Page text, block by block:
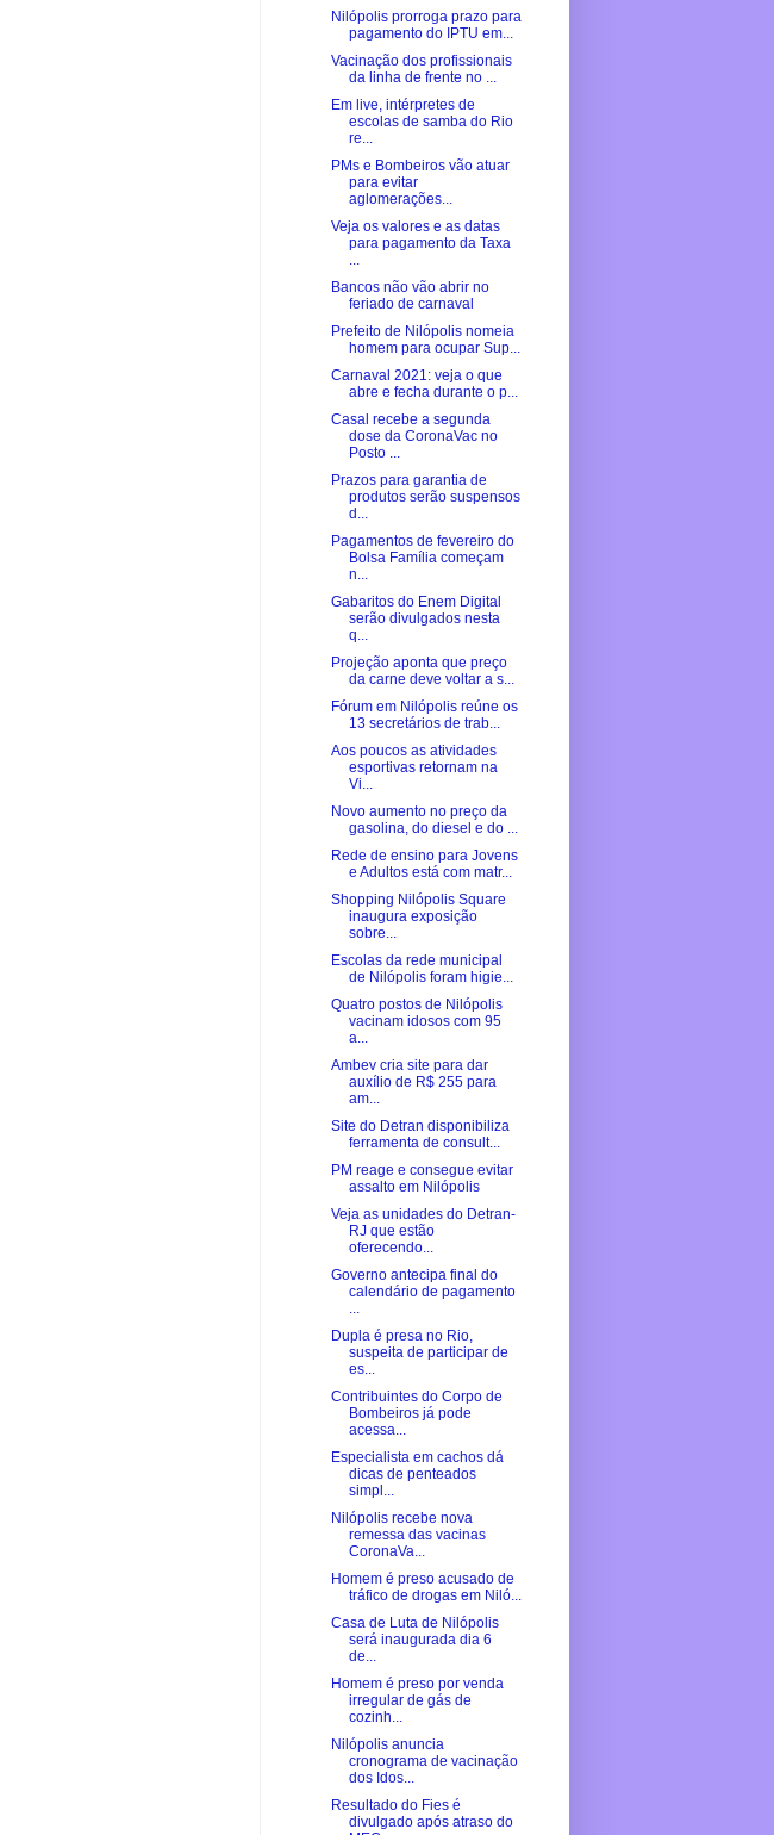
Nilópolis prorroga prazo para
pagamento do IPTU em...
Vacinação dos profissionais
da linha de frente no ...
Em live, intérpretes de
escolas de samba do Rio
re...
PMs e Bombeiros vão atuar
para evitar
aglomerações...
Veja os valores e as datas
para pagamento da Taxa
...
Bancos não vão abrir no
feriado de carnaval
Prefeito de Nilópolis nomeia
homem para ocupar Sup...
Carnaval 2021: veja o que
abre e fecha durante o p...
Casal recebe a segunda
dose da CoronaVac no
Posto ...
Prazos para garantia de
produtos serão suspensos
d...
Pagamentos de fevereiro do
Bolsa Família começam
n...
Gabaritos do Enem Digital
serão divulgados nesta
q...
Projeção aponta que preço
da carne deve voltar a s...
Fórum em Nilópolis reúne os
13 secretários de trab...
Aos poucos as atividades
esportivas retornam na
Vi...
Novo aumento no preço da
gasolina, do diesel e do ...
Rede de ensino para Jovens
e Adultos está com matr...
Shopping Nilópolis Square
inaugura exposição
sobre...
Escolas da rede municipal
de Nilópolis foram higie...
Quatro postos de Nilópolis
vacinam idosos com 95
a...
Ambev cria site para dar
auxílio de R$ 255 para
am...
Site do Detran disponibiliza
ferramenta de consult...
PM reage e consegue evitar
assalto em Nilópolis
Veja as unidades do Detran-
RJ que estão
oferecendo...
Governo antecipa final do
calendário de pagamento
...
Dupla é presa no Rio,
suspeita de participar de
es...
Contribuintes do Corpo de
Bombeiros já pode
acessa...
Especialista em cachos dá
dicas de penteados
simpl...
Nilópolis recebe nova
remessa das vacinas
CoronaVa...
Homem é preso acusado de
tráfico de drogas em Niló...
Casa de Luta de Nilópolis
será inaugurada dia 6
de...
Homem é preso por venda
irregular de gás de
cozinh...
Nilópolis anuncia
cronograma de vacinação
dos Idos...
Resultado do Fies é
divulgado após atraso do